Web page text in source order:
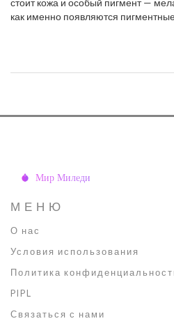
стоит кожа и особый пигмент —
как именно появляются
уходу за кожей. Всё просто,
МЕНЮ
О нас
Условия использования
Политика
PIPL
Связаться с нами